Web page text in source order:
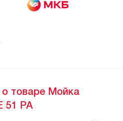
товаре Мойка
51 PA